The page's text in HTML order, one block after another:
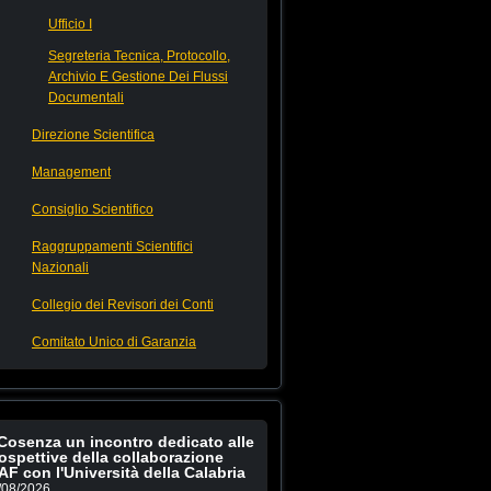
Ufficio I
Segreteria Tecnica, Protocollo,
Archivio E Gestione Dei Flussi
Documentali
Direzione Scientifica
Management
Consiglio Scientifico
Raggruppamenti Scientifici
Nazionali
Collegio dei Revisori dei Conti
Comitato Unico di Garanzia
un incontro dedicato alle
della collaborazione
con l'Università della Calabria